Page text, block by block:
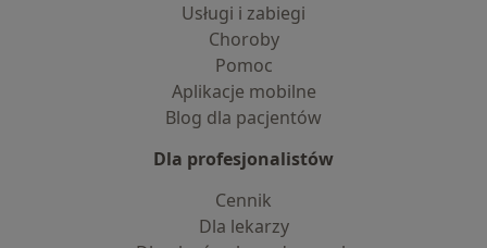
Usługi i zabiegi
Choroby
Pomoc
Aplikacje mobilne
Blog dla pacjentów
Dla profesjonalistów
Cennik
Dla lekarzy